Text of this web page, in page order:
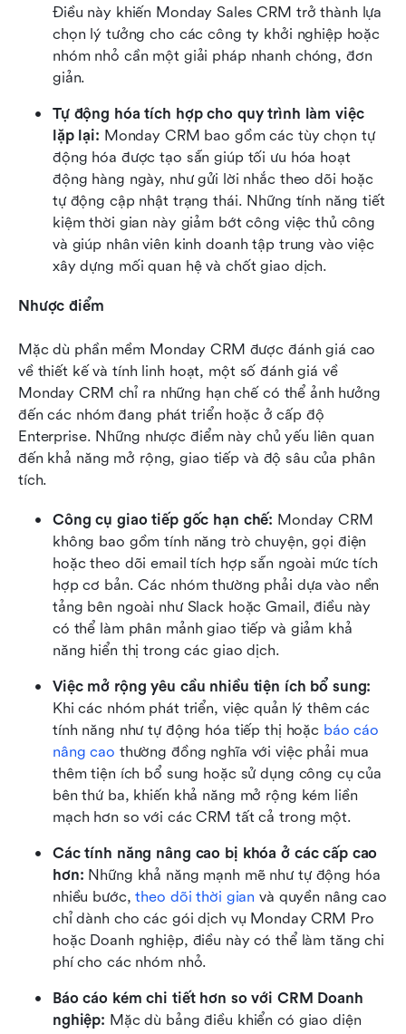
Điều này khiến Monday Sales CRM trở thành lựa
chọn lý tưởng cho các công ty khởi nghiệp hoặc
nhóm nhỏ cần một giải pháp nhanh chóng, đơn
giản.
Tự động hóa tích hợp cho quy trình làm việc
lặp lại: Monday CRM bao gồm các tùy chọn tự
động hóa được tạo sẵn giúp tối ưu hóa hoạt
động hàng ngày, như gửi lời nhắc theo dõi hoặc
tự động cập nhật trạng thái. Những tính năng tiết
kiệm thời gian này giảm bớt công việc thủ công
và giúp nhân viên kinh doanh tập trung vào việc
xây dựng mối quan hệ và chốt giao dịch.
Nhược điểm
Mặc dù phần mềm Monday CRM được đánh giá cao
về thiết kế và tính linh hoạt, một số đánh giá về
Monday CRM chỉ ra những hạn chế có thể ảnh hưởng
đến các nhóm đang phát triển hoặc ở cấp độ
Enterprise. Những nhược điểm này chủ yếu liên quan
đến khả năng mở rộng, giao tiếp và độ sâu của phân
tích.
Công cụ giao tiếp gốc hạn chế: Monday CRM
không bao gồm tính năng trò chuyện, gọi điện
hoặc theo dõi email tích hợp sẵn ngoài mức tích
hợp cơ bản. Các nhóm thường phải dựa vào nền
tảng bên ngoài như Slack hoặc Gmail, điều này
có thể làm phân mảnh giao tiếp và giảm khả
năng hiển thị trong các giao dịch.
Khi các nhóm phát triển, việc quản lý thêm các
tính năng như tự động hóa tiếp thị hoặc báo cáo
nâng cao thường đồng nghĩa với việc phải mua
thêm tiện ích bổ sung hoặc sử dụng công cụ của
bên thứ ba, khiến khả năng mở rộng kém liền
mạch hơn so với các CRM tất cả trong một.
Các tính năng nâng cao bị khóa ở các cấp cao
hơn: Những khả năng mạnh mẽ như tự động hóa
nhiều bước, theo dõi thời gian và quyền nâng cao
chỉ dành cho các gói dịch vụ Monday CRM Pro
hoặc Doanh nghiệp, điều này có thể làm tăng chi
phí cho các nhóm nhỏ.
Báo cáo kém chi tiết hơn so với CRM Doanh
nghiệp: Mặc dù bảng điều khiển có giao diện